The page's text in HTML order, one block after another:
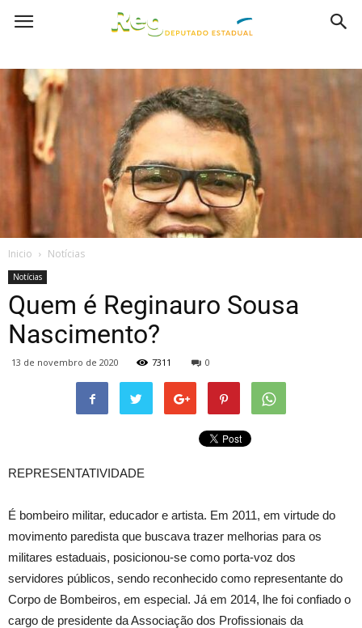
Inicio Notícias
Notícias
Quem é Reginauro Sousa
Nascimento?
13 de novembro de 2020 7311 0
REPRESENTATIVIDADE
É bombeiro militar, educador e artista. Em 2011, em virtude do
movimento paredista que buscava trazer melhorias para os
militares estaduais, posicionou-se como porta-voz dos
servidores públicos, sendo reconhecido como representante do
Corpo de Bombeiros, em especial. Já em 2014, lhe foi confiado o
cargo de presidente da Associação dos Profissionais da